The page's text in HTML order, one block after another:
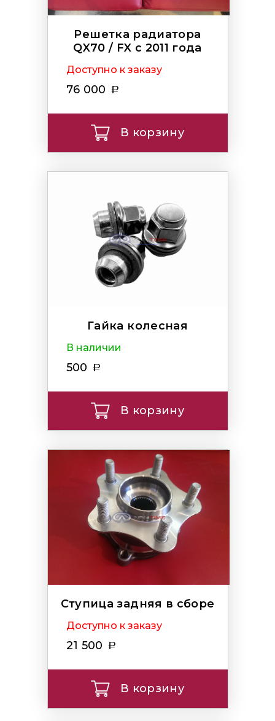
Решетка радиатора
QX70 / FX c 2011 года
Доступно к заказу
76 000
В корзину
Гайка колесная
В наличии
500
В корзину
Ступица задняя в сборе
Доступно к заказу
21 500
В корзину